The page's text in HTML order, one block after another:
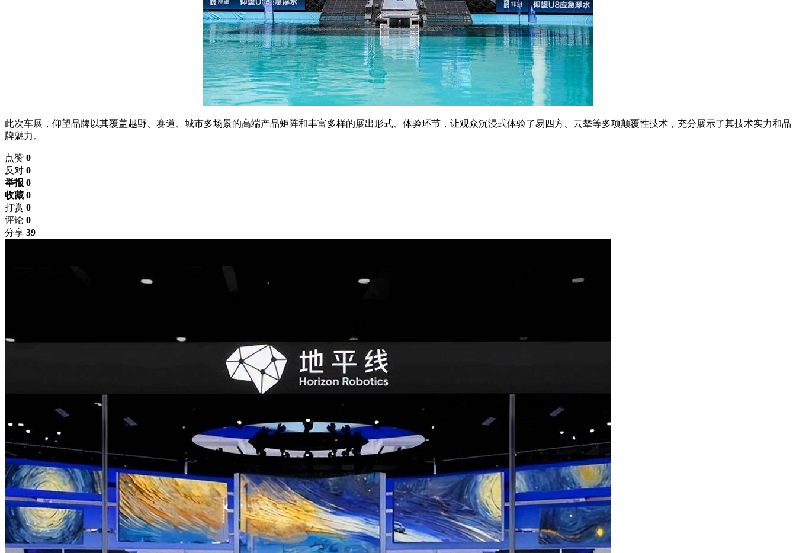
此次车展，仰望品牌以其覆盖越野、赛道、城市多场景的高端产品矩阵和丰富多样的展出形式、体验环节，让观众沉浸式体验了易四方、云辇等多项颠覆性技术，充分展示了其技术实力和品
牌魅力。
点赞 0
反对 0
举报 0
收藏 0
打赏 0
评论 0
分享 39